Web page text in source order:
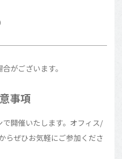
がございます。
事項
で開催いたします。オフィス/
らぜひお気軽にご参加くださ